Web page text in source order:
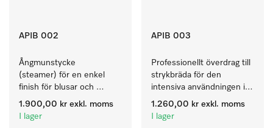
APIB 002
Ångmunstycke
(steamer) för en enkel
finish för blusar och
klänningar på klädhängare.
1.900,00 kr exkl. moms
I lager
APIB 003
Professionellt överdrag till
strykbräda för den
intensiva användningen i
den professionella
arbetsdagen.
1.260,00 kr exkl. moms
I lager